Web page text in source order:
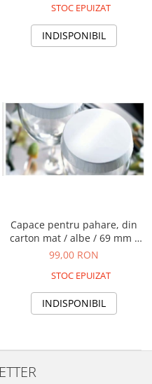
STOC EPUIZAT
INDISPONIBIL
Capace pentru pahare, din
carton mat / albe / 69 mm /
200 buc
99,00 RON
STOC EPUIZAT
INDISPONIBIL